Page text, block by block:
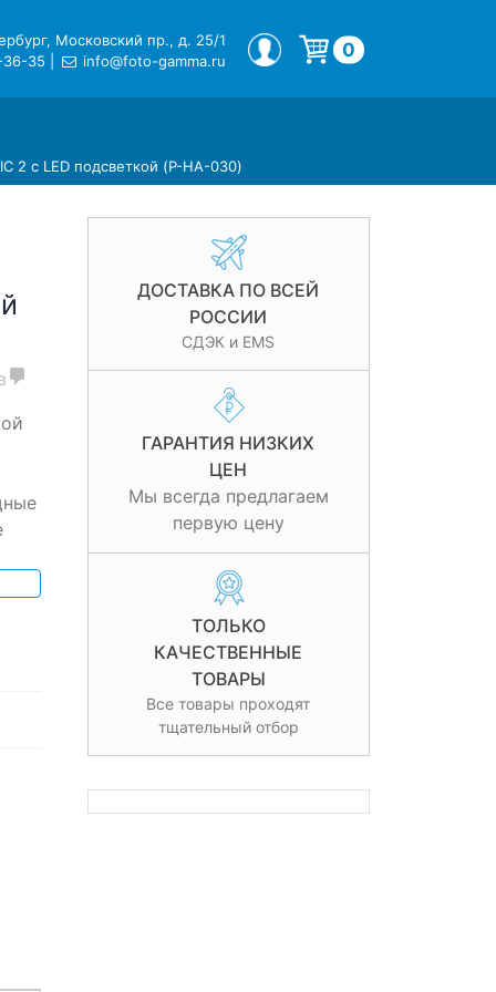
Московский пр., д. 25/1
36-35
info@foto-gamma.ru
МОЙ ПРОФИЛЬ 0
2 с LED подсветкой (P-HA-030)
ДОСТАВКА ПО ВСЕЙ
РОССИИ
СДЭК и EMS
ГАРАНТИЯ НИЗКИХ
ЦЕН
Мы всегда предлагаем
первую цену
ТОЛЬКО
КАЧЕСТВЕННЫЕ
ТОВАРЫ
Все товары проходят
тщательный отбор